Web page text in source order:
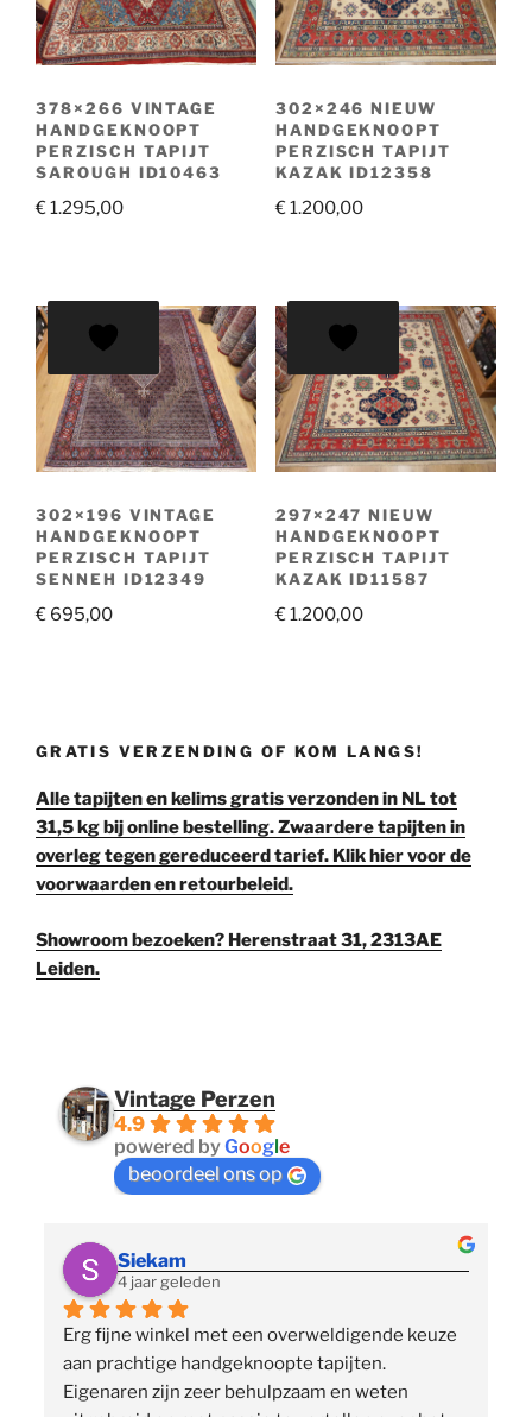
378×266 VINTAGE
HANDGEKNOOPT
PERZISCH TAPIJT
SAROUGH ID10463
€1.295,00
302×246 NIEUW
HANDGEKNOOPT
PERZISCH TAPIJT
KAZAK ID12358
€1.200,00
302×196 VINTAGE
HANDGEKNOOPT
PERZISCH TAPIJT
SENNEH ID12349
€ 695,00
297×247 NIEUW
HANDGEKNOOPT
PERZISCH TAPIJT
KAZAK ID11587
€1.200,00
GRATIS VERZENDING OF KOM LANGS!
Alle tapijten en kelims gratis verzonden in NL tot
31,5 kg bij online bestelling. Zwaardere tapijten in
overleg tegen gereduceerd tarief. Klik hier voor de
voorwaarden en retourbeleid.
Showroom bezoeken? Herenstraat 31, 2313AE
Leiden.
Vintage Perzen
4.9
powered byGoogle
beoordeel ons op
Siekam
4 jaar geleden
Erg fijne winkel met een overweldigende keuze
aan prachtige handgeknoopte tapijten.
Eigenaren zijn zeer behulpzaam en weten